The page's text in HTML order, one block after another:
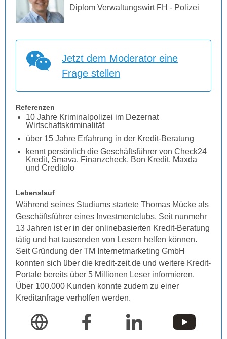
Diplom Verwaltungswirt FH - Polizei
Jetzt dem Moderator eine
Frage stellen
Referenzen
10 Jahre Kriminalpolizei im Dezernat
Wirtschaftskriminalität
über 15 Jahre Erfahrung in der Kredit-Beratung
kennt persönlich die Geschäftsführer von Check24
Kredit, Smava, Finanzcheck, Bon Kredit, Maxda
und Creditolo
Lebenslauf
Während seines Studiums startete Thomas Mücke als
Geschäftsführer eines Investmentclubs. Seit nunmehr
13 Jahren ist er in der onlinebasierten Kredit-Beratung
tätig und hat tausenden von Lesern helfen können.
Seit Gründung der TM Internetmarketing GmbH
konnten sich über die kredit-zeit.de und weitere Kredit-
Portale bereits über 5 Millionen Leser informieren.
Über 100.000 Kunden konnte zudem zu einer
Kreditanfrage verholfen werden.